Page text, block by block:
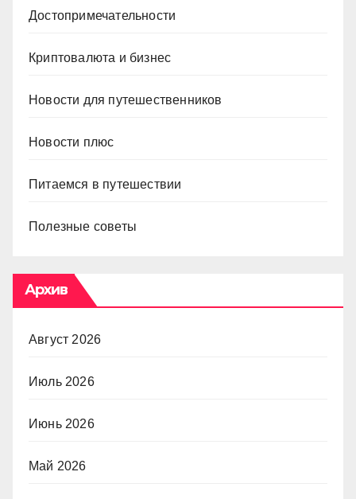
Достопримечательности
Криптовалюта и бизнес
Новости для путешественников
Новости плюс
Питаемся в путешествии
Полезные советы
Архив
Август 2026
Июль 2026
Июнь 2026
Май 2026